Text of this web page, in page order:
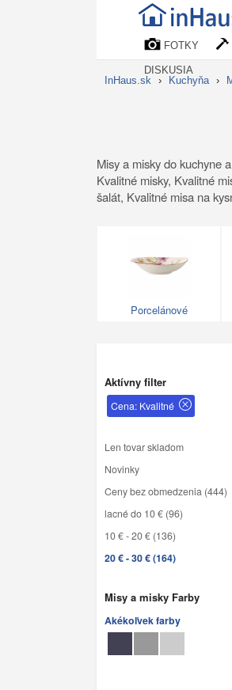
FOTKY
DISKUSIA
InHaus.sk › Kuchyňa ›
Misy a misky do kuchyne
Kvalitné misky, Kvalitné
šalát, Kvalitné misa na
Porcelánové
Aktívny filter
Cena: Kvalitné
Len tovar skladom
Novinky
Ceny bez obmedzenia (444)
lacné do 10 € (96)
10 € - 20 € (136)
20 € - 30 € (164)
Misy a misky Farby
Akékoľvek farby